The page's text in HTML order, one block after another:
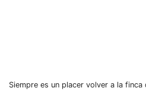
Siempre es un placer volver a la finca